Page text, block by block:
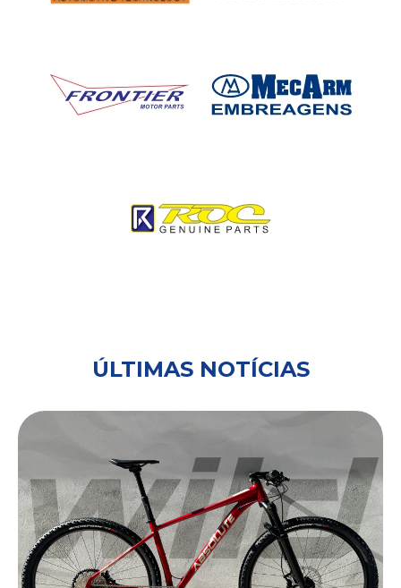
ÚLTIMAS NOTÍCIAS